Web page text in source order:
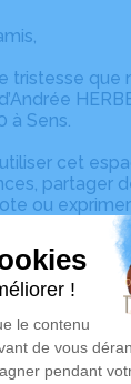
tristesse que
à Sens.
cet
partager
ou
des textes.
dédié à
d’arbre